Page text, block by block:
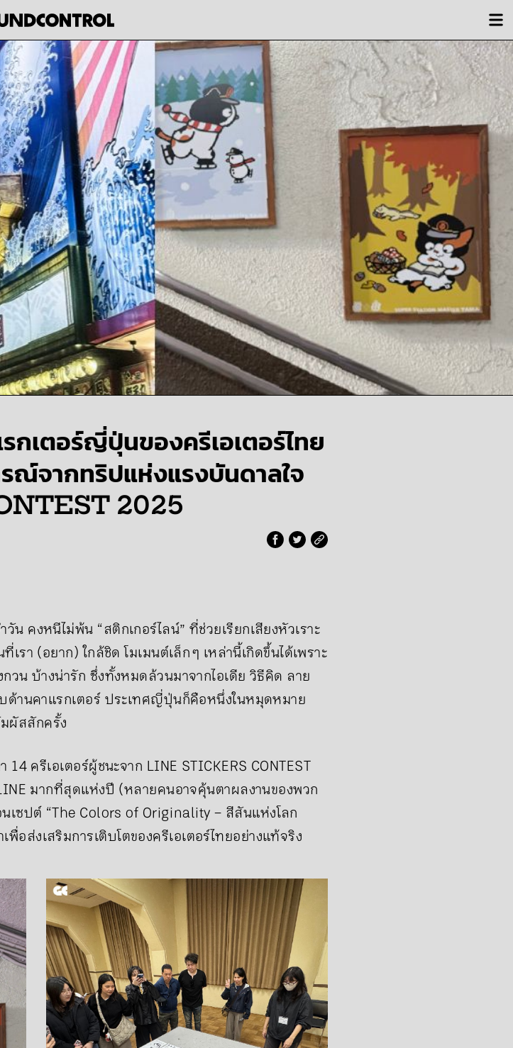
กเตอร์ญี่ปุ่นของครีเอเตอร์ไทย
ณ์จากทริปแห่งแรงบันดาลใจ
2025
น คงหนีไม่พ้น “สติกเกอร์ไลน์” ที่ช่วยเรียกเสียงหัวเราะ
า (อยาก) ใกล้ชิด โมเมนต์เล็ก ๆ เหล่านี้เกิดขึ้นได้เพราะ
วน บ้างน่ารัก ซึ่งทั้งหมดล้วนมาจากไอเดีย วิธีคิด ลาย
ด้านคาแรกเตอร์ ประเทศญี่ปุ่นก็คือหนึ่งในหมุดหมาย
ผัสสักครั้ง
ครีเอเตอร์ผู้ชนะจาก LINE STICKERS CONTEST
มากที่สุดแห่งปี (หลายคนอาจคุ้นตาผลงานของพวก
เซปต์ “The Colors of Originality – สีสันแห่งโลก
ส่งเสริมการเติบโตของครีเอเตอร์ไทยอย่างแท้จริง